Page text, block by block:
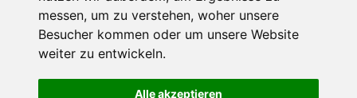
messen, um zu verstehen, woher unsere
Besucher kommen oder um unsere Website
weiter zu entwickeln.
Alle akzeptieren
Navigation
überspringen
Sitemap AGB Datenschutz